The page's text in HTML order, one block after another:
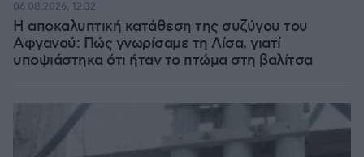
Η αποκαλυπτική κατάθεση της συζύγου του
Αφγανού: Πώς γνωρίσαμε τη Λίσα, γιατί
υποψιάστηκα ότι ήταν το πτώμα στη βαλίτσα
06.08.2026, 12:32